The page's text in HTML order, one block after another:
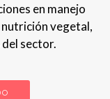
en manejo
vegetal,
sector.